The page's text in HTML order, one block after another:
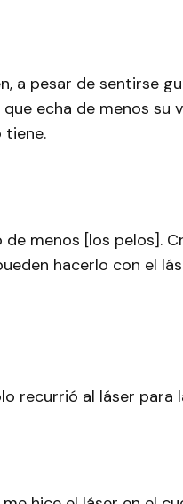
a pesar de sentirse
echa de menos su
tiene.
de menos [los pelos].
hacerlo con el
recurrió al láser para